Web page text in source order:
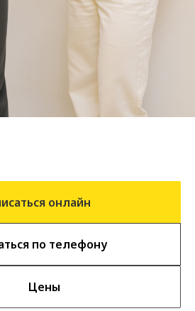
онлайн
по телефону
Цены